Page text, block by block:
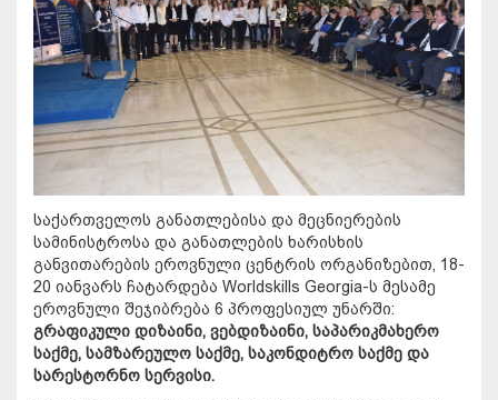
საქართველოს განათლებისა და მეცნიერების
სამინისტროსა და განათლების ხარისხის
განვითარების ეროვნული ცენტრის ორგანიზებით, 18-
20 იანვარს ჩატარდება Worldskills Georgia-ს მესამე
ეროვნული შეჯიბრება 6 პროფესიულ უნარში:
გრაფიკული დიზაინი, ვებდიზაინი, საპარიკმახერო
საქმე, სამზარეულო საქმე, საკონდიტრო საქმე და
სარესტორნო სერვისი.